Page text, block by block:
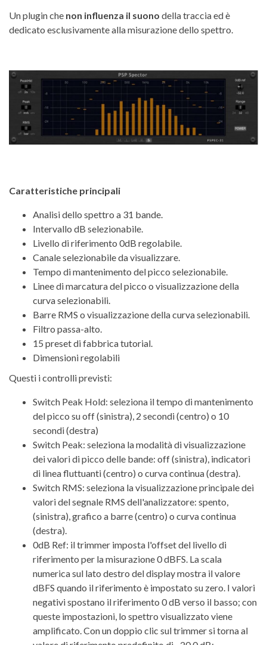
Un plugin che non influenza il suono della traccia ed è
dedicato esclusivamente alla misurazione dello spettro.
Caratteristiche principali
Analisi dello spettro a 31 bande.
Intervallo dB selezionabile.
Livello di riferimento 0dB regolabile.
Canale selezionabile da visualizzare.
Tempo di mantenimento del picco selezionabile.
Linee di marcatura del picco o visualizzazione della
curva selezionabili.
Barre RMS o visualizzazione della curva selezionabili.
Filtro passa-alto.
15 preset di fabbrica tutorial.
Dimensioni regolabili
Questi i controlli previsti:
Switch Peak Hold: seleziona il tempo di mantenimento
del picco su off (sinistra), 2 secondi (centro) o 10
secondi (destra)
Switch Peak: seleziona la modalità di visualizzazione
dei valori di picco delle bande: off (sinistra), indicatori
di linea fluttuanti (centro) o curva continua (destra).
Switch RMS: seleziona la visualizzazione principale dei
valori del segnale RMS dell'analizzatore: spento,
(sinistra), grafico a barre (centro) o curva continua
(destra).
0dB Ref: il trimmer imposta l'offset del livello di
riferimento per la misurazione 0 dBFS. La scala
numerica sul lato destro del display mostra il valore
dBFS quando il riferimento è impostato su zero. I valori
negativi spostano il riferimento 0 dB verso il basso; con
queste impostazioni, lo spettro visualizzato viene
amplificato. Con un doppio clic sul trimmer si torna al